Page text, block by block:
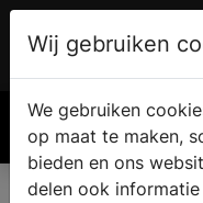
Wij gebruiken
We gebruiken
op maat te maken,
bieden en ons
delen ook